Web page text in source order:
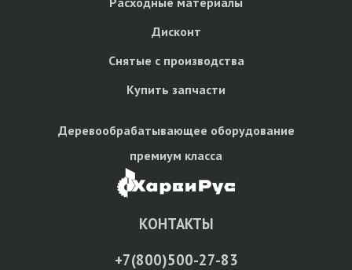
Дисконт
Снятые с производства
Купить запчасти
Деревообрабатывающее оборудование
премиум класса
КОНТАКТЫ
+7(800)500-27-83